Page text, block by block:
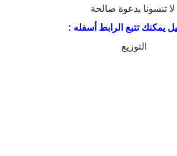
لا تنسونا بدعوة صالحة
يمكنك تتبع الرابط أسفله :
التوزيع